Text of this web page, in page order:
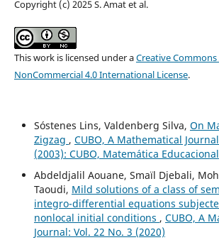
Copyright (c) 2025 S. Amat et al.
This work is licensed under aCreative
NonCommercial 4.0 International License.
Sóstenes Lins, Valdenberg Silva, On
Zigzag , CUBO, A Mathematical
(2003): CUBO, Matemática Educacional
Abdeldjalil Aouane, Smaïl Djebali,
Taoudi, Mild solutions of a class of
integro-differential equations
nonlocal initial conditions , CUBO, A
Journal: Vol. 22 No. 3 (2020)